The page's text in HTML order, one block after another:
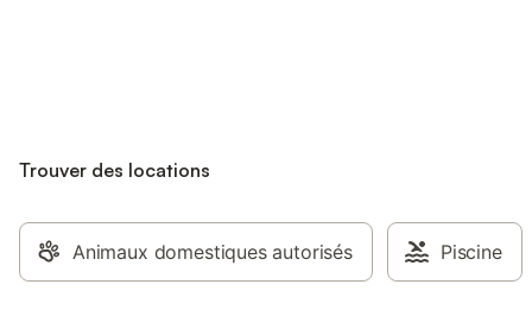
Trouver des locations
Animaux domestiques autorisés Piscine